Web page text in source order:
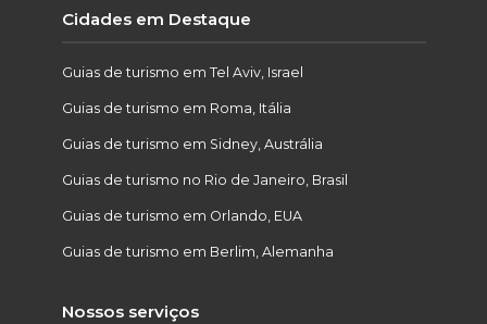
Cidades em Destaque
Guias de turismo em Tel Aviv, Israel
Guias de turismo em Roma, Itália
Guias de turismo em Sidney, Austrália
Guias de turismo no Rio de Janeiro, Brasil
Guias de turismo em Orlando, EUA
Guias de turismo em Berlim, Alemanha
Nossos serviços